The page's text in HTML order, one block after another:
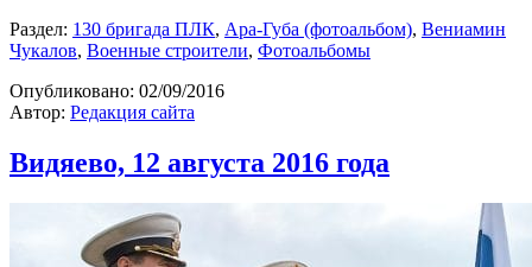
Раздел: 130 бригада ПЛК, Ара-Губа (фотоальбом), Вениамин
Чукалов, Военные строители, Фотоальбомы
Опубликовано: 02/09/2016
Автор: Редакция сайта
Видяево, 12 августа 2016 года